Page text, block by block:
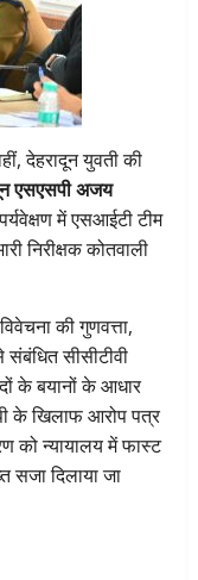
देहरादून युवती की
एसएसपी अजय
में एसआईटी टीम
निरीक्षक कोतवाली
की गुणवत्ता,
सीसीटीवी
के बयानों के आधार
के खिलाफ आरोप पत्र
को न्यायालय में फास्ट
दिलाया जा